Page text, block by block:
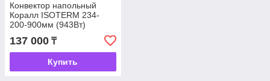
Конвектор напольный
Коралл ISOTERM 234-
200-900мм (943Вт)
137 000 ₸
Купить